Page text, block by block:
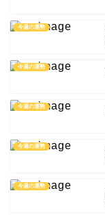
今週の運勢
今週の運勢
今週の運勢
今週の運勢
今週の運勢